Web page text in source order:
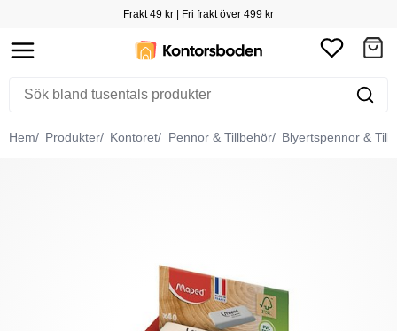
Frakt 49 kr | Fri frakt över 499 kr
Hem Produkter Kontoret Pennor & Tillbehör Blyertspennor &